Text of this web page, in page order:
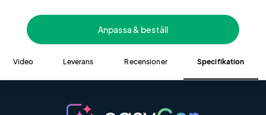
Anpassa & beställ
Video Leverans Recensioner Specifikation